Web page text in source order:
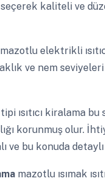
kaliteli ve
mazotlu elektrikli
ve nem
ısıtıcı kiralama
korunmuş olur.
ve bu konuda
mazotlu ısımak